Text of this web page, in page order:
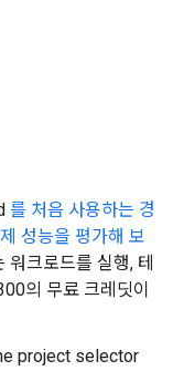
를 처음 사용하는 경
성능을 평가해 보
크로드를 실행, 테
의 무료 크레딧이
project selector